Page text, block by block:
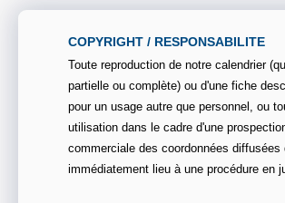
COPYRIGHT / RESPONSABILITE
Toute reproduction de notre calendrier
partielle ou complète) ou d'une fiche
pour un usage autre que personnel, ou
utilisation dans le cadre d'une
commerciale des coordonnées diffusées
immédiatement lieu à une procédure en